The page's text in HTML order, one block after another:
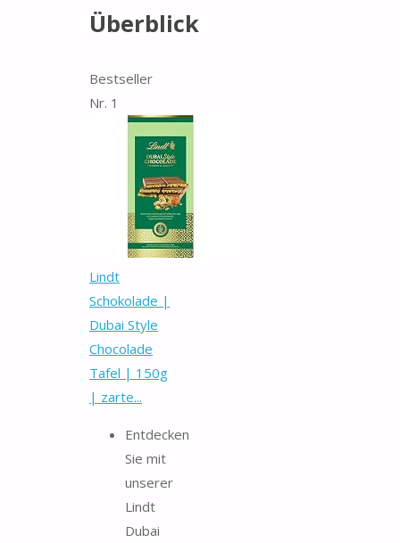
Überblick
Bestseller
Nr. 1
Lindt
Schokolade |
Dubai Style
Chocolade
Tafel | 150g
| zarte...
Entdecken
Sie mit
unserer
Lindt
Dubai